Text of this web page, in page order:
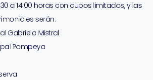
a 14:00 horas con cupos limitados, y las
serán:
Gabriela Mistral
Pompeya